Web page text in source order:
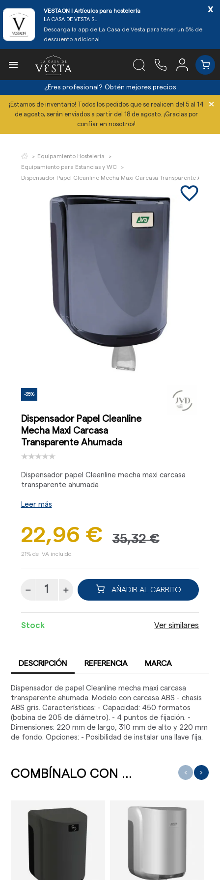
VESTAON l Artículos para hostelería
LA CASA DE VESTA SL.
Descarga la app de La Casa de Vesta para tener un 5% de
descuento adicional.
x

¿Eres profesional? Obtén mejores precios
¡Estamos de inventario! Todos los pedidos que se realicen del 5 al 14
de agosto, serán enviados a partir del 18 de agosto. ¡Gracias por
confiar en nosotros!
×
Equipamiento Hostelería
Equipamiento para Estancias y WC
Dispensador Papel Cleanline Mecha Maxi Carcasa Transparente
favorite_border
-35%
Dispensador Papel Cleanline
Mecha Maxi Carcasa
Transparente Ahumada
Dispensador papel Cleanline mecha maxi carcasa
transparente ahumada
Leer más
22,96 € 35,32 €
21% de IVA incluido.
AÑADIR AL CARRITO
Stock Ver similares
DESCRIPCIÓN REFERENCIA MARCA
Dispensador de papel Cleanline mecha maxi carcasa
transparente ahumada. Modelo con carcasa ABS - chasis
ABS gris. Características: - Capacidad: 450 formatos
(bobina de 205 de diámetro). - 4 puntos de fijación. -
Dimensiones: 220 mm de largo, 310 mm de alto y 220 mm
de fondo. Opciones: - Posibilidad de instalar una llave fija.
COMBÍNALO CON ... ‹ ›